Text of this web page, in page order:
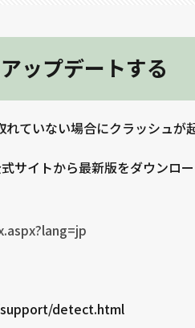
ップデートする
ていない場合にクラッシュが
サイトから最新版をダウンロ
detect.html